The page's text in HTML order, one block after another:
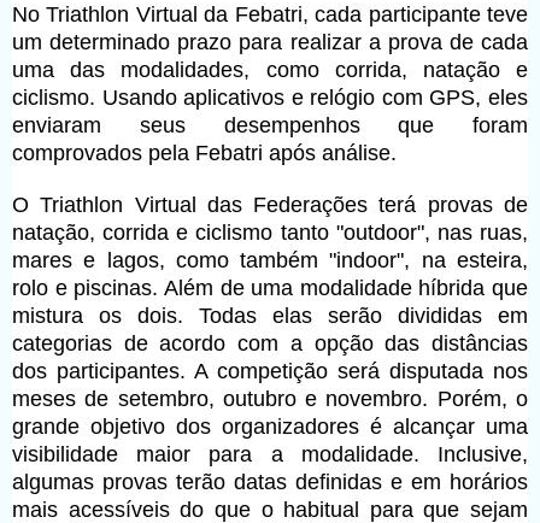
No Triathlon Virtual da Febatri, cada participante teve
um determinado prazo para realizar a prova de cada
uma das modalidades, como corrida, natação e
ciclismo. Usando aplicativos e relógio com GPS, eles
enviaram seus desempenhos que foram
comprovados pela Febatri após análise.
O Triathlon Virtual das Federações terá provas de
natação, corrida e ciclismo tanto "outdoor", nas ruas,
mares e lagos, como também "indoor", na esteira,
rolo e piscinas. Além de uma modalidade híbrida que
mistura os dois. Todas elas serão divididas em
categorias de acordo com a opção das distâncias
dos participantes. A competição será disputada nos
meses de setembro, outubro e novembro. Porém, o
grande objetivo dos organizadores é alcançar uma
visibilidade maior para a modalidade. Inclusive,
algumas provas terão datas definidas e em horários
mais acessíveis do que o habitual para que sejam